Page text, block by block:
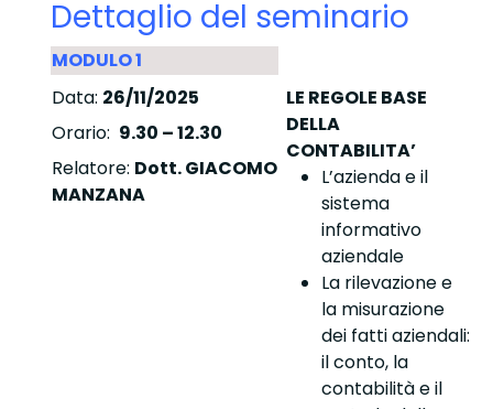
Dettaglio del seminario
MODULO 1
Data: 26/11/2025
Orario: 9.30 – 12.30
Relatore: Dott. GIACOMO
MANZANA
LE REGOLE BASE
DELLA
CONTABILITA’
L’azienda e il
sistema
informativo
aziendale
La rilevazione e
la misurazione
dei fatti aziendali:
il conto, la
contabilità e il